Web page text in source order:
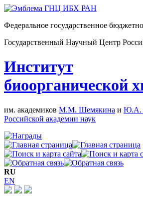
Федеральное государственное
Государственный Научный Центр
Институт
биоорганической
им. академиков М.М. Шемякина и Ю.А.
Российской академии наук
RU
EN